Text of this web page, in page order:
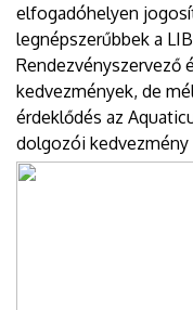
elfogadóhelyen
legnépszerűbbek a
Rendezvényszervező
kedvezmények, de
érdeklődés az
dolgozói kedvezmény